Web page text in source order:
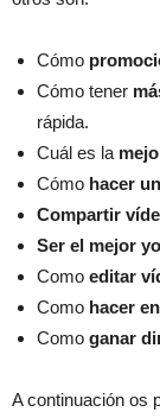
Cómo
Cómo tener
rápida.
Cuál es la
Cómo hacer
Compartir
Ser el mejor
Como editar
Como hacer
Como ganar
A continuación os